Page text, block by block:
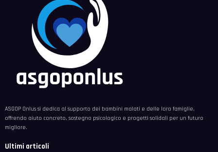
ASGOP Onlus si dedica al supporto dei bambini malati e delle loro famiglie,
offrendo aiuto concreto, sostegno psicologico e progetti solidali per un futuro
migliore.
Ultimi articoli